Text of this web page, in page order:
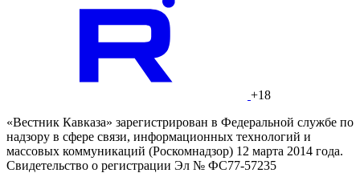
+18
«Вестник Кавказа» зарегистрирован в Федеральной службе по
надзору в сфере связи, информационных технологий и
массовых коммуникаций (Роскомнадзор) 12 марта 2014 года.
Свидетельство о регистрации Эл № ФС77-57235